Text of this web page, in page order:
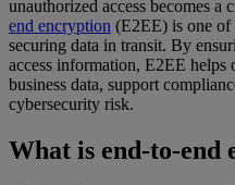
unauthorized access becomes a
end encryption (E2EE) is one of
securing data in transit. By
access information, E2EE helps
business data, support
cybersecurity risk.
What is end-to-end